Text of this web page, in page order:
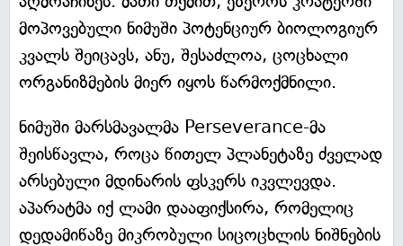
მოპოვებული ნიმუში პოტენციურ ბიოლოგიურ
კვალს შეიცავს, ანუ, შესაძლოა, ცოცხალი
ორგანიზმების მიერ იყოს წარმოქმნილი.
ნიმუში მარსმავალმა Perseverance-მა
შეისწავლა, როცა წითელ პლანეტაზე ძველად
არსებული მდინარის ფსკერს იკვლევდა.
აპარატმა იქ ლამი დააფიქსირა, რომელიც
დედამიწაზე მიკრობული სიცოცხლის ნიშნების